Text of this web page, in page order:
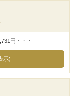
円・・・
示)